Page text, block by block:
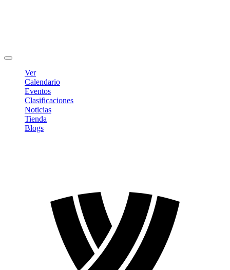
Ver
Calendario
Eventos
Clasificaciones
Noticias
Tienda
Blogs